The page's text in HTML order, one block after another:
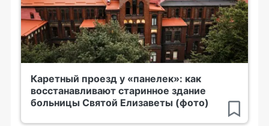
Каретный проезд у «панелек»: как
восстанавливают старинное здание
больницы Святой Елизаветы (фото)